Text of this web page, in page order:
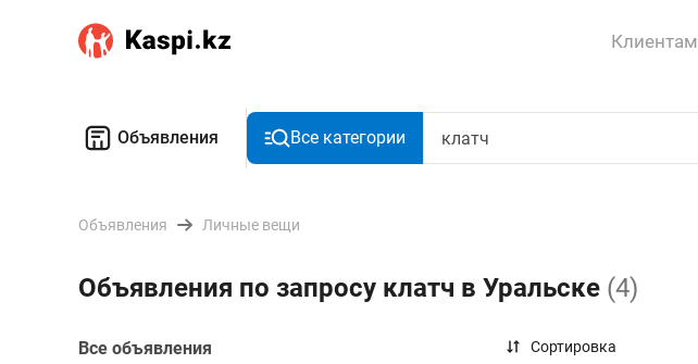
Клиентам
Объявления Все категории
Объявления Личные вещи
Объявления по запросу клатч в Уральске (4)
Все объявления
Сортировка